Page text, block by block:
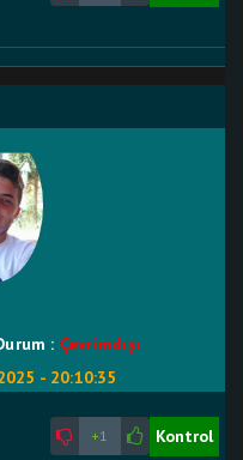
: Çevrimdışı
- 20:10:35
+1 Kontrol